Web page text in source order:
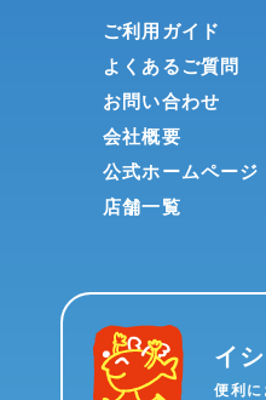
ご利用ガイド
よくあるご質問
お問い合わせ
会社概要
公式ホームページ
店舗一覧
イ
便利に